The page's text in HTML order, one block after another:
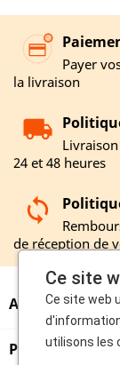
Payer
la livraison
24 et 48 heures
de réception de
A PROPOS
PRODUITS
Ce site
Ce site web
utilisons les